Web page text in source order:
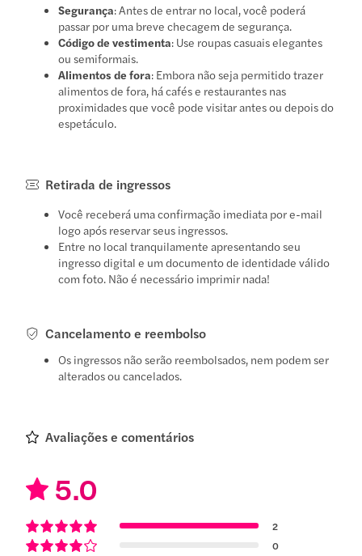
Segurança: Antes de entrar no local, você poderá
passar por uma breve checagem de segurança.
Código de vestimenta: Use roupas casuais elegantes
ou semiformais.
Alimentos de fora: Embora não seja permitido trazer
alimentos de fora, há cafés e restaurantes nas
proximidades que você pode visitar antes ou depois do
espetáculo.
Retirada de ingressos
Você receberá uma confirmação imediata por e-mail
logo após reservar seus ingressos.
Entre no local tranquilamente apresentando seu
ingresso digital e um documento de identidade válido
com foto. Não é necessário imprimir nada!
Cancelamento e reembolso
Os ingressos não serão reembolsados, nem podem ser
alterados ou cancelados.
Avaliações e comentários
5.0
2
0